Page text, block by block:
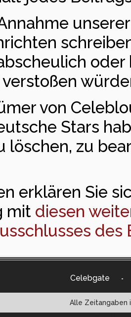
von
Stars
löschen, zu
erklären Sie
mit diesen
Celebgate -
Alle Zeitangaben